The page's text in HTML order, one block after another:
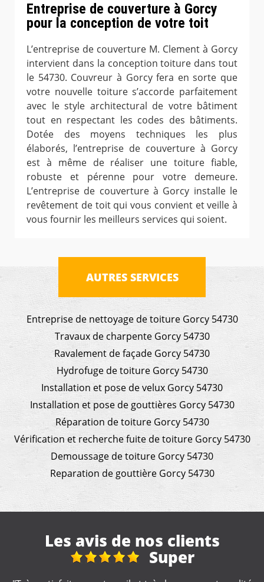
Entreprise de couverture à Gorcy
pour la conception de votre toit
L’entreprise de couverture M. Clement à Gorcy
intervient dans la conception toiture dans tout
le 54730. Couvreur à Gorcy fera en sorte que
votre nouvelle toiture s’accorde parfaitement
avec le style architectural de votre bâtiment
tout en respectant les codes des bâtiments.
Dotée des moyens techniques les plus
élaborés, l’entreprise de couverture à Gorcy
est à même de réaliser une toiture fiable,
robuste et pérenne pour votre demeure.
L’entreprise de couverture à Gorcy installe le
revêtement de toit qui vous convient et veille à
vous fournir les meilleurs services qui soient.
AUTRES SERVICES
Entreprise de nettoyage de toiture Gorcy 54730
Travaux de charpente Gorcy 54730
Ravalement de façade Gorcy 54730
Hydrofuge de toiture Gorcy 54730
Installation et pose de velux Gorcy 54730
Installation et pose de gouttières Gorcy 54730
Réparation de toiture Gorcy 54730
Vérification et recherche fuite de toiture Gorcy 54730
Demoussage de toiture Gorcy 54730
Reparation de gouttière Gorcy 54730
Les avis de nos clients
reparation toiture